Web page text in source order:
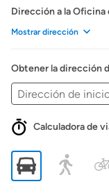
Dirección a la Oficina
Mostrar dirección
Obtener la dirección
Calculadora de